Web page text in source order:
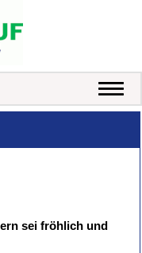
sei fröhlich und